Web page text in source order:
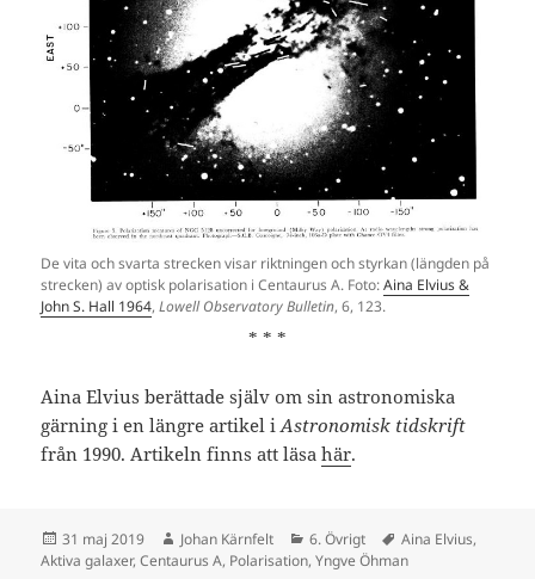
De vita och svarta strecken visar riktningen och styrkan (längden på
strecken) av optisk polarisation i Centaurus A. Foto:Aina Elvius &
John S. Hall 1964,Lowell Observatory Bulletin, 6, 123.
* * *
Aina Elvius berättade själv om sin astronomiska
gärning i en längre artikel iAstronomisk tidskrift
från 1990. Artikeln finns att läsahär.
Postat
31 maj 2019 Författare
Johan Kärnfelt Kategorier
6. Övrigt Taggar
Aina Elvius,
Aktiva galaxer,Centaurus A, Polarisation,Yngve Öhman